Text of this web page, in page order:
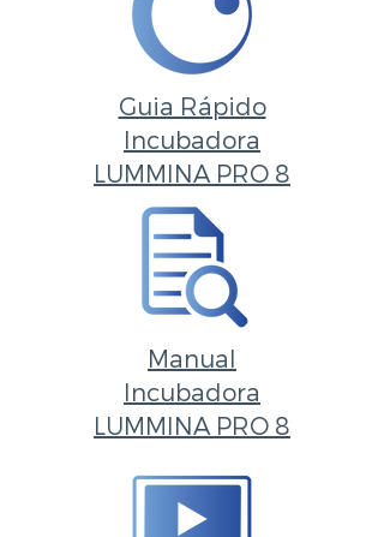
Guia Rápido
Incubadora
LUMMINA PRO 8
Manual
Incubadora
LUMMINA PRO 8